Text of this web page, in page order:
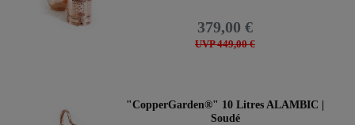
UVP 449,00 €
379,00 €
"CopperGarden®" 10 Litres ALAMBIC |
Soudé